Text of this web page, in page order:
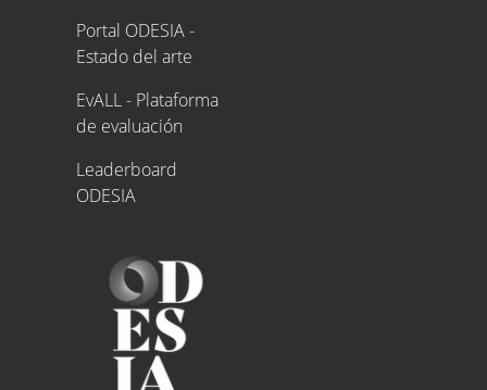
Portal ODESIA -
Estado del arte
EvALL - Plataforma
de evaluación
Leaderboard
ODESIA